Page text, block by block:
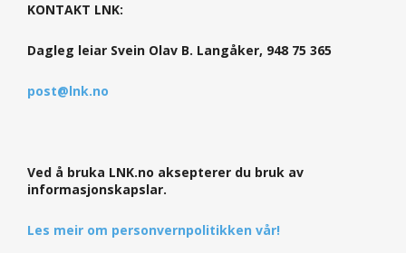
KONTAKT LNK:
Dagleg leiar Svein Olav B. Langåker, 948 75 365
post@lnk.no
Ved å bruka LNK.no aksepterer du bruk av
informasjonskapslar.
Les meir om personvernpolitikken vår!